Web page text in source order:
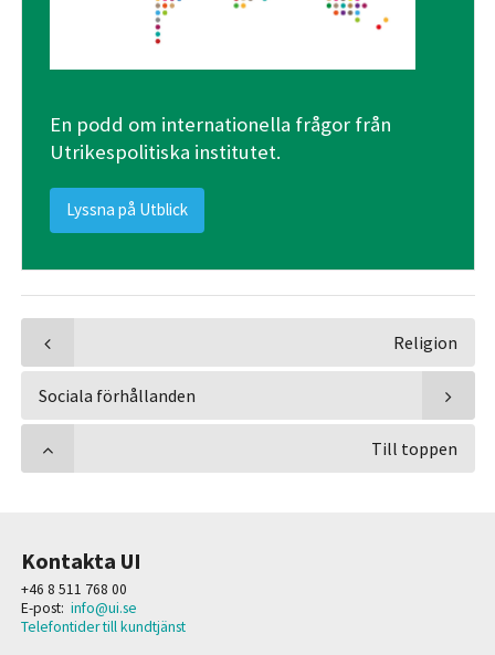
En podd om internationella frågor från
Utrikespolitiska institutet.
Lyssna på Utblick
Religion
Sociala förhållanden
Till toppen
Kontakta UI
+46 8 511 768 00
E-post: info@ui.se
Telefontider till kundtjänst